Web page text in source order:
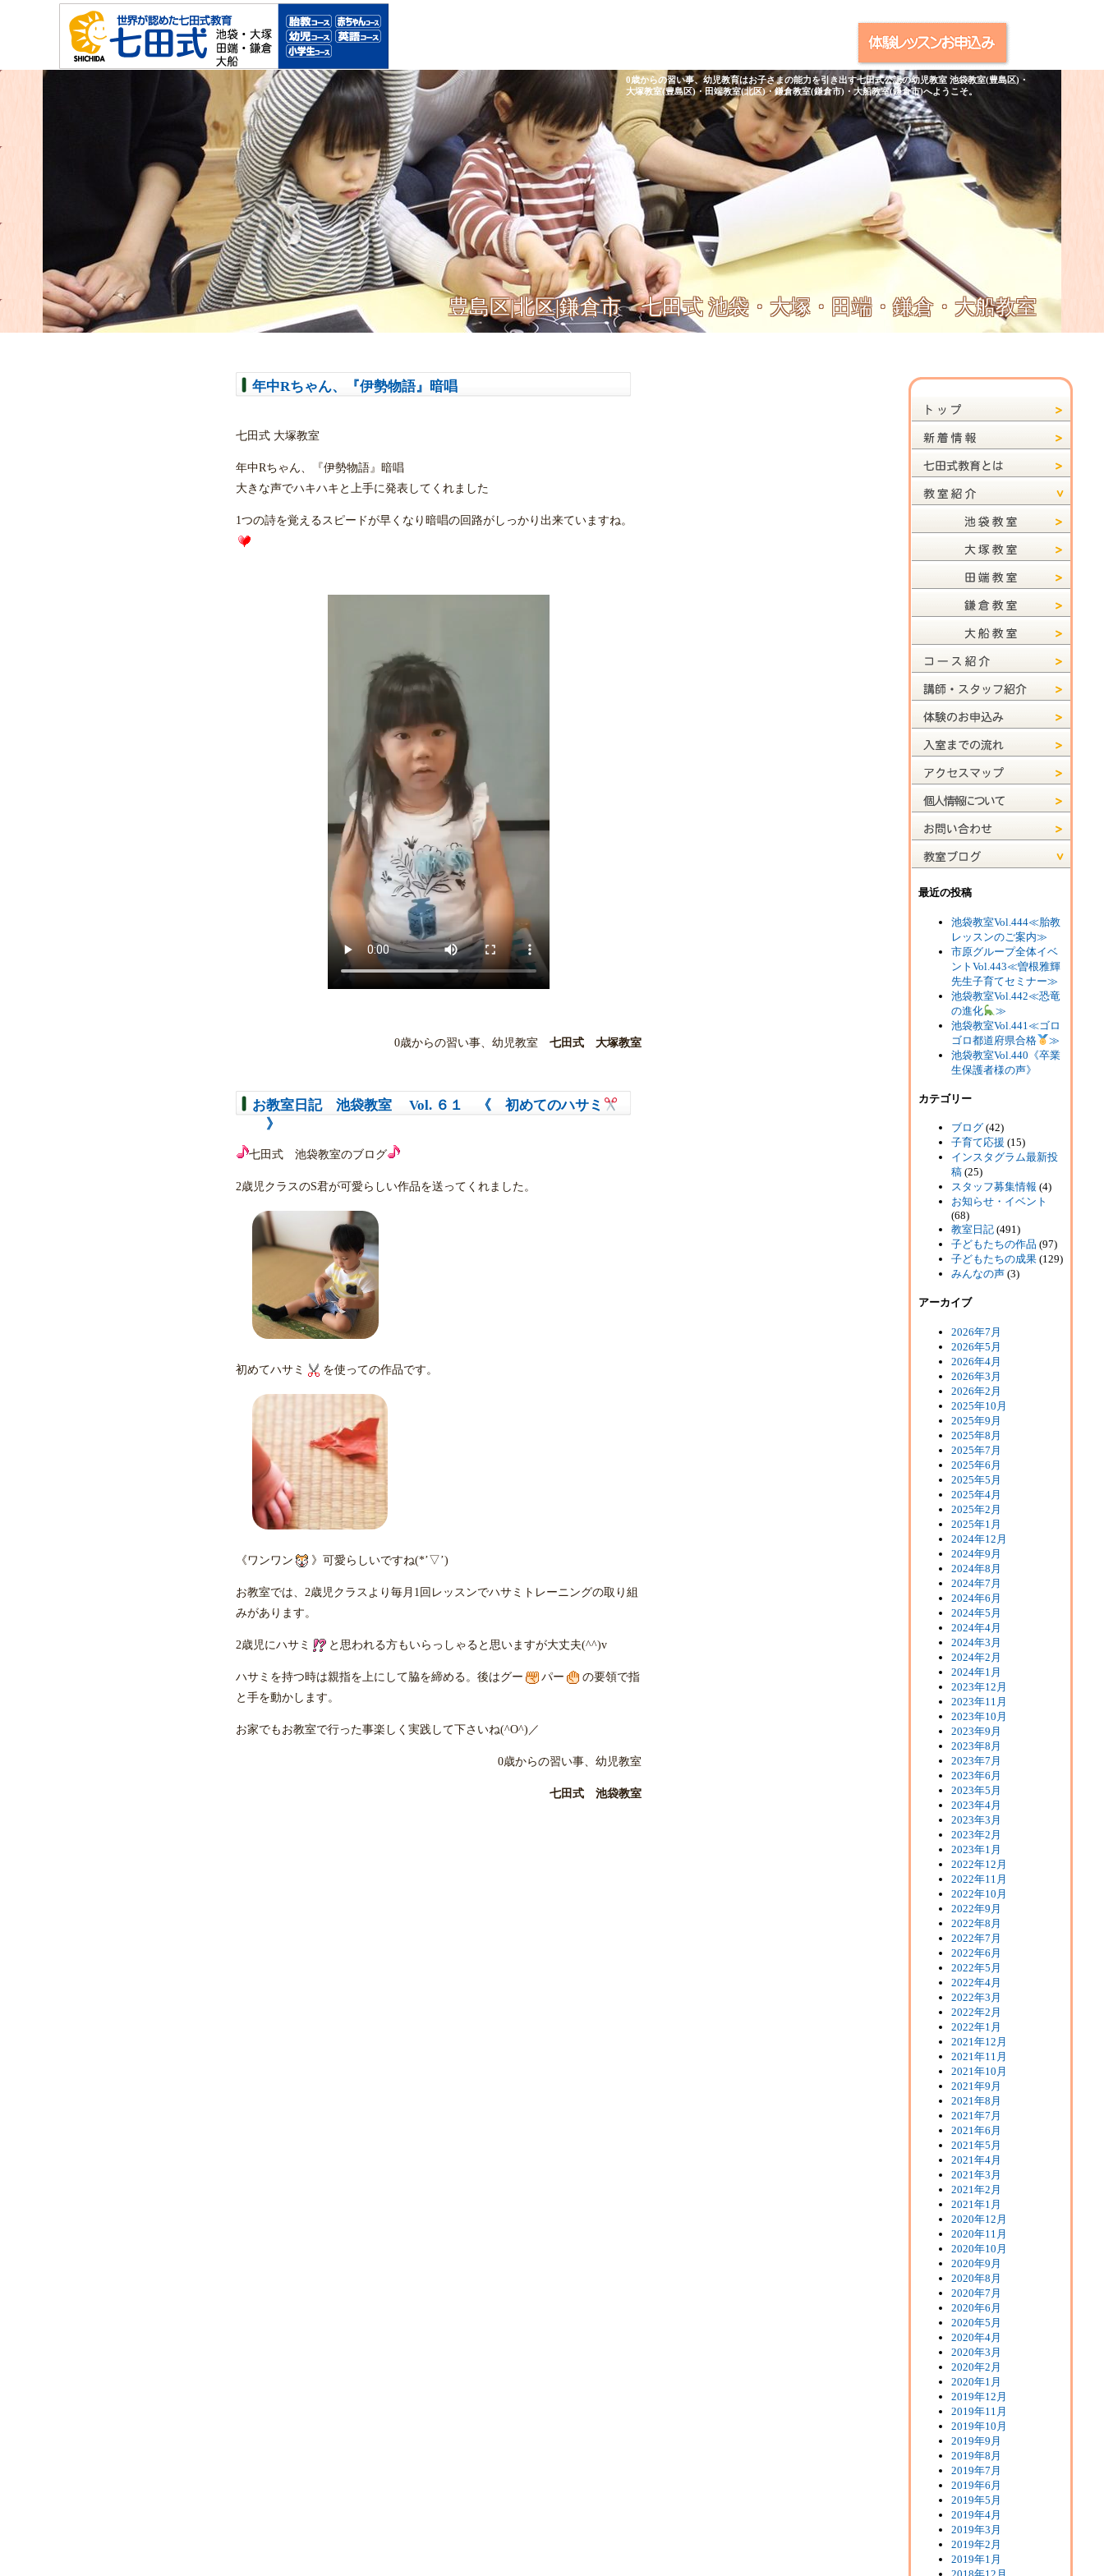
0歳からの習い事、幼児教育はお子さまの能力を引き出す七田式公認の幼児教室 池袋教室(豊島区)・
大塚教室(豊島区)・田端教室(北区)・鎌倉教室(鎌倉市)・大船教室(鎌倉市)へようこそ。
豊島区|北区|鎌倉市 七田式 池袋・大塚・田端・鎌倉・大船教室
最近の投稿
池袋教室Vol.444≪胎教
レッスンのご案内≫
市原グループ全体イベ
ントVol.443≪曽根雅輝
先生子育てセミナー≫
池袋教室Vol.442≪恐竜
の進化
≫
池袋教室Vol.441≪ゴロ
ゴロ都道府県合格
≫
池袋教室Vol.440《卒業
生保護者様の声》
カテゴリー
ブログ (42)
子育て応援 (15)
インスタグラム最新投
稿 (25)
スタッフ募集情報 (4)
お知らせ・イベント
(68)
教室日記 (491)
子どもたちの作品 (97)
子どもたちの成果 (129)
みんなの声 (3)
アーカイブ
2026年7月
2026年5月
2026年4月
2026年3月
2026年2月
2025年10月
2025年9月
2025年8月
2025年7月
2025年6月
2025年5月
2025年4月
2025年2月
2025年1月
2024年12月
2024年9月
2024年8月
2024年7月
2024年6月
2024年5月
2024年4月
2024年3月
2024年2月
2024年1月
2023年12月
2023年11月
2023年10月
2023年9月
2023年8月
2023年7月
2023年6月
2023年5月
2023年4月
2023年3月
2023年2月
2023年1月
2022年12月
2022年11月
2022年10月
2022年9月
2022年8月
2022年7月
2022年6月
2022年5月
2022年4月
2022年3月
2022年2月
2022年1月
2021年12月
2021年11月
2021年10月
2021年9月
2021年8月
2021年7月
2021年6月
2021年5月
2021年4月
2021年3月
2021年2月
2021年1月
2020年12月
2020年11月
2020年10月
2020年9月
2020年8月
2020年7月
2020年6月
2020年5月
2020年4月
2020年3月
2020年2月
2020年1月
2019年12月
2019年11月
2019年10月
2019年9月
2019年8月
2019年7月
2019年6月
2019年5月
2019年4月
2019年3月
2019年2月
2019年1月
年中Rちゃん、『伊勢物語』暗唱
七田式 大塚教室
年中Rちゃん、『伊勢物語』暗唱
大きな声でハキハキと上手に発表してくれました
1つの詩を覚えるスピードが早くなり暗唱の回路がしっかり出来ていますね。
0歳からの習い事、幼児教室 七田式 大塚教室
お教室日記 池袋教室 Vol. ６１ 《 初めてのハサミ
》
七田式 池袋教室のブログ
2歳児クラスのS君が可愛らしい作品を送ってくれました。
初めてハサミ を使っての作品です。
《ワンワン 》可愛らしいですね(*’▽’)
お教室では、2歳児クラスより毎月1回レッスンでハサミトレーニングの取り組
みがあります。
2歳児にハサミ と思われる方もいらっしゃると思いますが大丈夫(^^)v
ハサミを持つ時は親指を上にして脇を締める。後はグー パー
の要領で指
と手を動かします。
お家でもお教室で行った事楽しく実践して下さいね(^O^)／
0歳からの習い事、幼児教室
七田式 池袋教室